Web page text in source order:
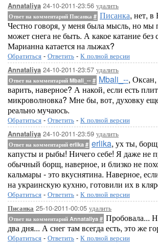
Annataliya 24-10-2011-23:56 удалить
Ответ на комментарий Писанка # Писанка, нет, в
Честно говоря, у меня была мысль, но мы
может снега не быть. А какое катание без
Марианна катается на лыжах?
Обратиться - Ответить - К полной версии
Annataliya 24-10-2011-23:57 удалить
Ответ на комментарий Mbali_-- # Mbali_--,
варить, наверное? А накой, если есть
микроволновка? Мне бы, вот, духовку
реально мучаюсь.
Обратиться - Ответить - К полной версии
Annataliya 24-10-2011-23:59 удалить
Ответ на комментарий erlika # erlika, ух ты,
капусты и рыбы! Ничего себе! Я даже не
обычный борщ, наверное, и близко не
кальмары - это вкуснятина. Наверное,
на украинскую кухню, готовили их в
Обратиться - Ответить - К полной версии
Писанка 25-10-2011-00:05 удалить
Ответ на комментарий Annataliya # Пробовала...
два дня... А снег там всегда есть, это же
Обратиться - Ответить - К полной версии